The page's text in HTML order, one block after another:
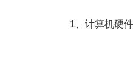
1、计算机硬